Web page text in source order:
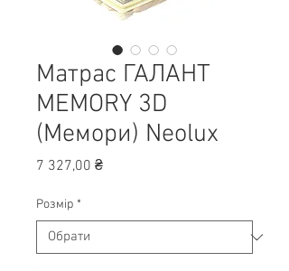
Матрас ГАЛАНТ
MEMORY 3D
(Мемори) Neolux
7 327,00 ₴Ціна
Розмір *